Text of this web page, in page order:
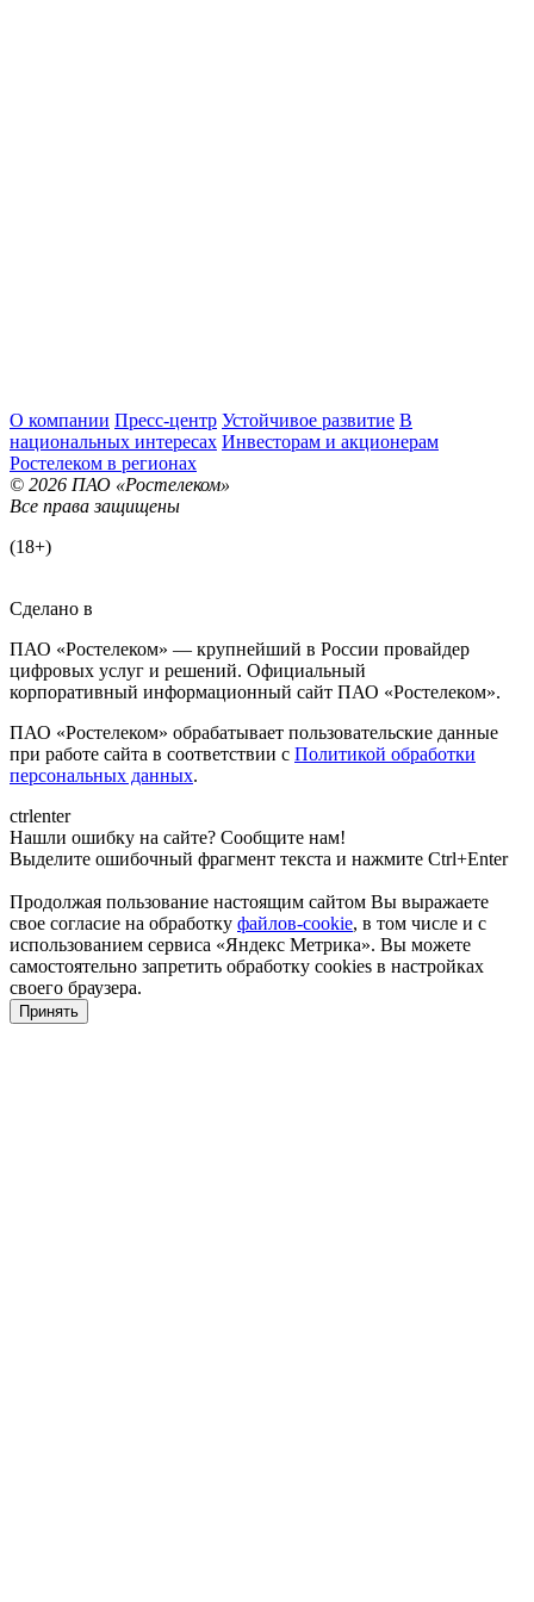
О компании Пресс-центр Устойчивое развитие В
национальных интересах Инвесторам и акционерам
Ростелеком в регионах
© 2026 ПАО «Ростелеком»
Все права защищены
(18+)
Сделано в
ПАО «Ростелеком» — крупнейший в России провайдер
цифровых услуг и решений. Официальный
корпоративный информационный сайт ПАО «Ростелеком».
ПАО «Ростелеком» обрабатывает пользовательские данные
при работе сайта в соответствии с Политикой обработки
персональных данных.
ctrlenter
Нашли ошибку на сайте? Сообщите нам!
Выделите ошибочный фрагмент текста и нажмите Ctrl+Enter
Продолжая пользование настоящим сайтом Вы выражаете
свое согласие на обработку файлов-cookie, в том числе и с
использованием сервиса «Яндекс Метрика». Вы можете
самостоятельно запретить обработку cookies в настройках
своего браузера.
Принять